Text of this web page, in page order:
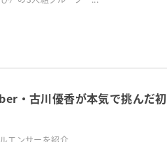
・古川優香が本気で挑んだ初
エンサーを紹介...